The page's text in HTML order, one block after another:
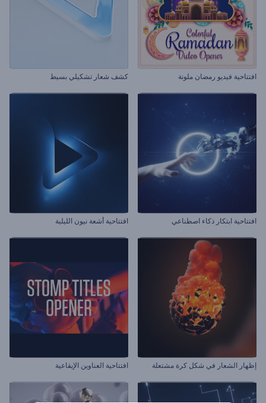
افتتاحية فيديو رمضان ملونة كشف شعار تشكيلي بسيط
افتتاحية ابتكار ذكاء اصطناعي افتتاحية أشعة نيون الليلية
إظهار الشعار في شكل كرة مشتعلة افتتاحية العناوين الإيقاعية